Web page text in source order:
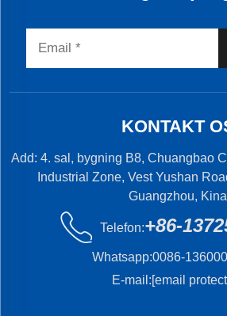
KONTAKT
Add: 4. sal, bygning B8, Chuangbao
Industrial Zone, Vest Yushan
Guangzhou, Kina
Telefon:+86-
Whatsapp:0086-
E-mail:[email